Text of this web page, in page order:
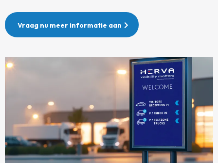
Vraag nu meer informatie aan